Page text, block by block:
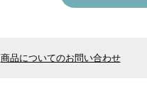
商品についてのお問い合わせ